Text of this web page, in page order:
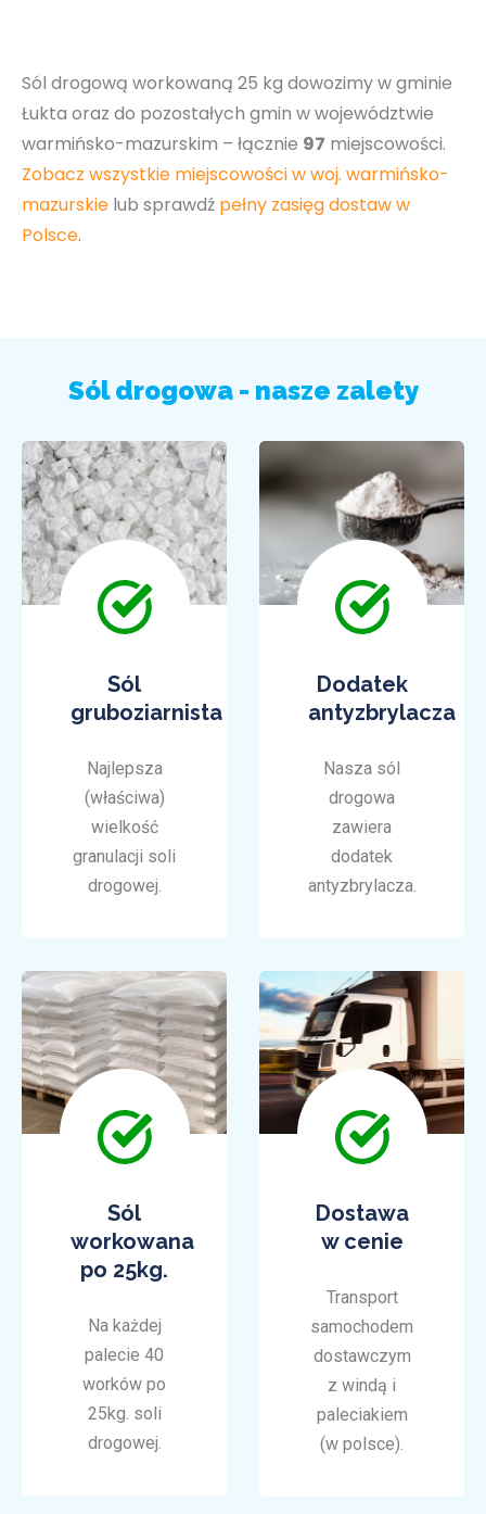
Sól drogową workowaną 25 kg dowozimy w gminie
Łukta oraz do pozostałych gmin w województwie
warmińsko-mazurskim – łącznie 97 miejscowości.
Zobacz wszystkie miejscowości w woj. warmińsko-
mazurskie lub sprawdź pełny zasięg dostaw w
Polsce.
Sól drogowa - nasze zalety
Sól
gruboziarnista
Najlepsza
(właściwa)
wielkość
granulacji soli
drogowej.
Dodatek
antyzbrylacza
Nasza sól
drogowa
zawiera
dodatek
antyzbrylacza.
Sól
workowana
po 25kg.
Na każdej
palecie 40
worków po
25kg. soli
drogowej.
Dostawa
w cenie
Transport
samochodem
dostawczym
z windą i
paleciakiem
(w polsce).